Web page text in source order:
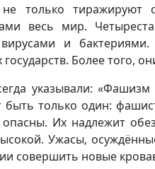
только тиражируют
весь мир.
и
Более того,
указывали:
только один:
Их надлежит
Ужасы,
совершить новые